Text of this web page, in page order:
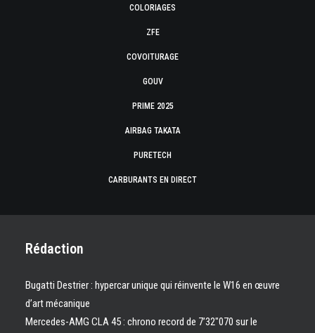
COLORIAGES
ZFE
COVOITURAGE
GOUV
PRIME 2025
AIRBAG TAKATA
PURETECH
CARBURANTS EN DIRECT
Rédaction
Bugatti Destrier : hypercar unique qui réinvente le W16 en œuvre
d’art mécanique
Mercedes-AMG CLA 45 : chrono record de 7’32″070 sur le